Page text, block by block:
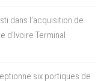
dans l’acquisition de
d’Ivoire Terminal
six portiques de